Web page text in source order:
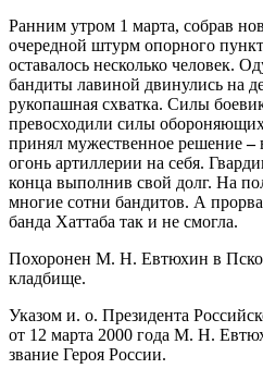
Ранним утром 1 марта, собрав
очередной штурм опорного
оставалось несколько человек.
бандиты лавиной двинулись на
рукопашная схватка. Силы
превосходили силы
принял мужественное решение–
огонь артиллерии на себя.
конца выполнив свой долг. На
многие сотни бандитов. А
банда Хаттаба так и не смогла.
Похоронен М. Н. Евтюхин в
кладбище.
Указом и. о. Президента
от 12 марта 2000 года М. Н.
звание Героя России.